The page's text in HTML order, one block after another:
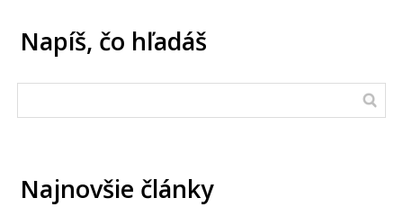
Napíš, čo hľadáš
Najnovšie články